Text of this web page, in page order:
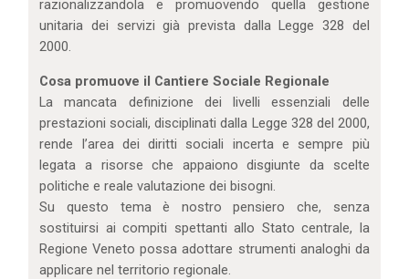
razionalizzandola e promuovendo quella gestione
unitaria dei servizi già prevista dalla Legge 328 del
2000.
Cosa promuove il Cantiere Sociale Regionale
La mancata definizione dei livelli essenziali delle
prestazioni sociali, disciplinati dalla Legge 328 del 2000,
rende l’area dei diritti sociali incerta e sempre più
legata a risorse che appaiono disgiunte da scelte
politiche e reale valutazione dei bisogni.
Su questo tema è nostro pensiero che, senza
sostituirsi ai compiti spettanti allo Stato centrale, la
Regione Veneto possa adottare strumenti analoghi da
applicare nel territorio regionale.